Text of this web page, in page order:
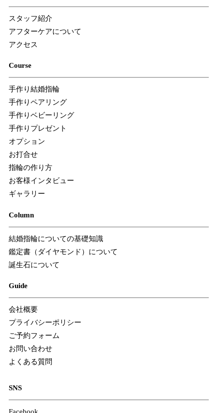
スタッフ紹介
アフターケアについて
アクセス
Course
手作り結婚指輪
手作りペアリング
手作りベビーリング
手作りプレゼント
オプション
お打合せ
指輪の作り方
お客様インタビュー
ギャラリー
Column
結婚指輪についての基礎知識
鑑定書（ダイヤモンド）について
誕生石について
Guide
会社概要
プライバシーポリシー
ご予約フォーム
お問い合わせ
よくある質問
SNS